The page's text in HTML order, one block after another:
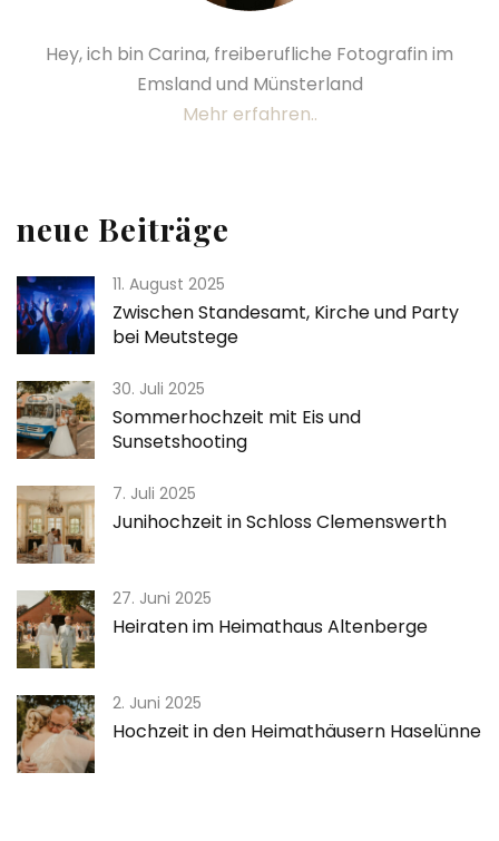
Hey, ich bin Carina, freiberufliche Fotografin im
Emsland und Münsterland
Mehr erfahren..
neue Beiträge
11. August 2025
Zwischen Standesamt, Kirche und Party
bei Meutstege
30. Juli 2025
Sommerhochzeit mit Eis und
Sunsetshooting
7. Juli 2025
Junihochzeit in Schloss Clemenswerth
27. Juni 2025
Heiraten im Heimathaus Altenberge
2. Juni 2025
Hochzeit in den Heimathäusern Haselünne